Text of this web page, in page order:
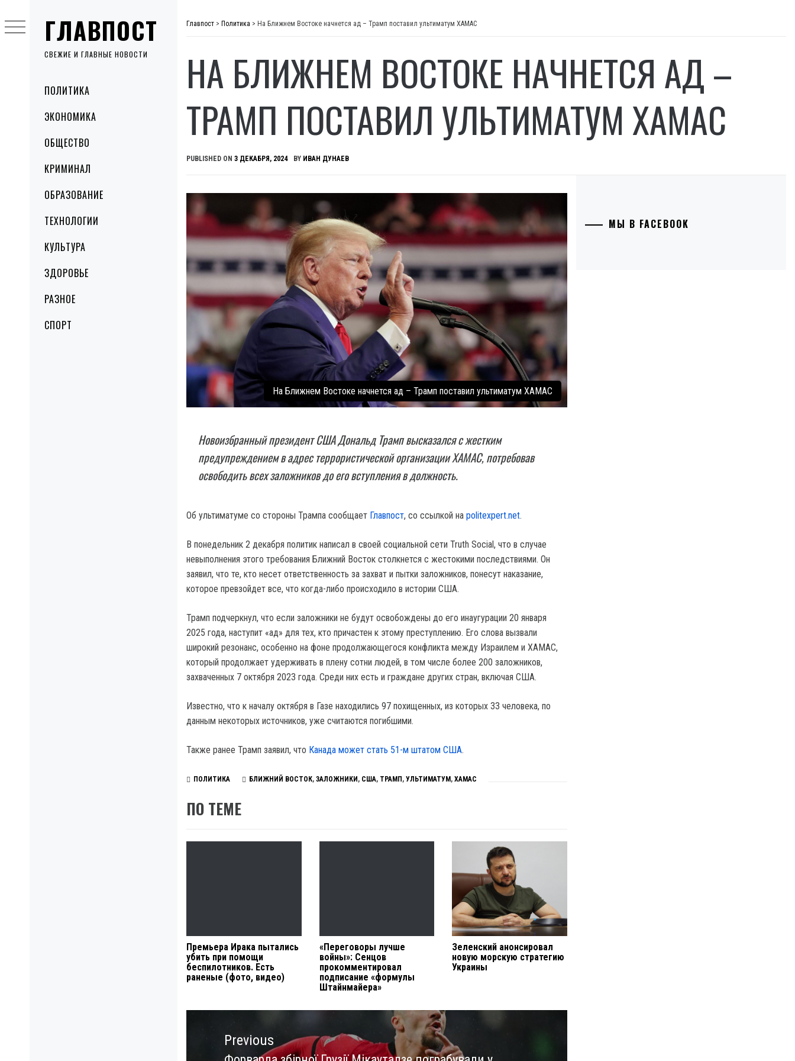
ГЛАВПОСТ
СВЕЖИЕ И ГЛАВНЫЕ НОВОСТИ
MenuПОЛИТИКА
ЭКОНОМИКА
ОБЩЕСТВО
КРИМИНАЛ
ОБРАЗОВАНИЕ
ТЕХНОЛОГИИ
КУЛЬТУРА
ЗДОРОВЬЕ
РАЗНОЕ
СПОРТ
to
content
Главпост > Политика > На Ближнем Востоке начнется ад – Трамп поставил ультиматум ХАМАС
НА БЛИЖНЕМ ВОСТОКЕ НАЧНЕТСЯ АД –
ТРАМП ПОСТАВИЛ УЛЬТИМАТУМ ХАМАС
PUBLISHED ON 3 ДЕКАБРЯ, 2024 BY ИВАН ДУНАЕВ
На Ближнем Востоке начнется ад – Трамп поставил ультиматум ХАМАС
Новоизбранный президент США Дональд Трамп высказался с жестким
предупреждением в адрес террористической организации ХАМАС, потребовав
освободить всех заложников до его вступления в должность.
Об ультиматуме со стороны Трампа сообщает Главпост, со ссылкой на politexpert.net.
В понедельник 2 декабря политик написал в своей социальной сети Truth Social, что в случае
невыполнения этого требования Ближний Восток столкнется с жестокими последствиями. Он
заявил, что те, кто несет ответственность за захват и пытки заложников, понесут наказание,
которое превзойдет все, что когда-либо происходило в истории США.
Трамп подчеркнул, что если заложники не будут освобождены до его инаугурации 20 января
2025 года, наступит «ад» для тех, кто причастен к этому преступлению. Его слова вызвали
широкий резонанс, особенно на фоне продолжающегося конфликта между Израилем и ХАМАС,
который продолжает удерживать в плену сотни людей, в том числе более 200 заложников,
захваченных 7 октября 2023 года. Среди них есть и граждане других стран, включая США.
Известно, что к началу октября в Газе находились 97 похищенных, из которых 33 человека, по
данным некоторых источников, уже считаются погибшими.
Также ранее Трамп заявил, что Канада может стать 51-м штатом США.
ПОЛИТИКА БЛИЖНИЙ ВОСТОК, ЗАЛОЖНИКИ , США, ТРАМП , УЛЬТИМАТУМ , ХАМАС
ПО ТЕМЕ
Премьера Ирака пытались
убить при помощи
беспилотников. Есть
раненые (фото, видео)
«Переговоры лучше
войны»: Сенцов
прокомментировал
подписание «формулы
Штайнмайера»
Зеленский анонсировал
новую морскую стратегию
Украины
Навигация
записямPrevious
МЫ В FACEBOOK